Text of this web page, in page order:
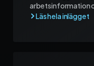
arbetsinformation